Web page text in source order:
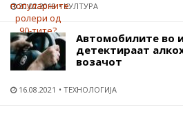
20.02.2019 КУЛТУРА
Автомобилите во
детектираат
возачот
16.08.2021 ТЕХНОЛОГИЈА